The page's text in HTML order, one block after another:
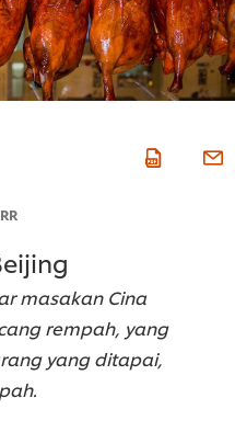
masakan Cina
rempah, yang
yang ditapai,